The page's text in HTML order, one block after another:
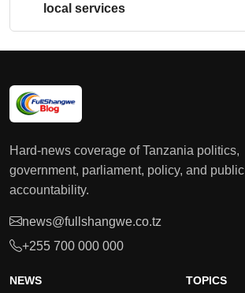
local services
Hard-news coverage of Tanzania politics,
government, parliament, policy, and public
accountability.
news@fullshangwe.co.tz
+255 700 000 000
NEWS TOPICS